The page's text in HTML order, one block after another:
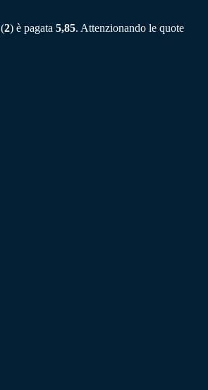
(2) è pagata 5,85. Attenzionando le quote